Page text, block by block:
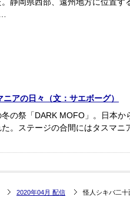
アの日々（文：サエボーグ）
の祭「DARK MOFO」。日本
。ステージの合間にはタスマニ
2020年04月 配信 怪人シキバ二十